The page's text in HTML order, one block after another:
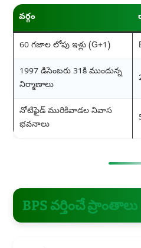
వర్గం
60 గజాల లోపు ఇళ్లు (G+1)
1997 డిసెంబరు 31కి ముందున్న
నిర్మాణాలు
నోటిఫైడ్ మురికివాడల నివాస
భవనాలు
BPS వర్తించే ప్రాంతాలు